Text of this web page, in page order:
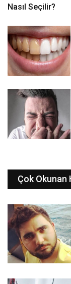
Nasıl Seçilir?
Çok Okunan